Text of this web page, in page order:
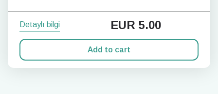
Detaylı bilgi EUR 5.00
Add to cart